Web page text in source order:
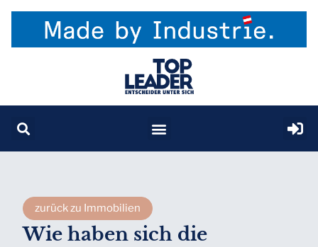
zurück zu Immobilien
Wie haben sich die